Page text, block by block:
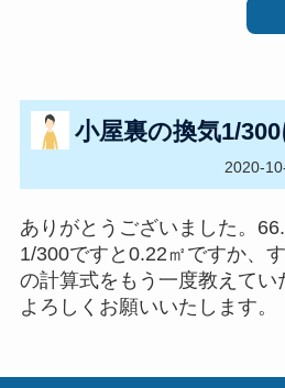
小屋裏の換気1/
2020-
ありがとうございました。
1/300ですと0.22㎡ですか、
の計算式をもう一度教えてい
よろしくお願いいたします。